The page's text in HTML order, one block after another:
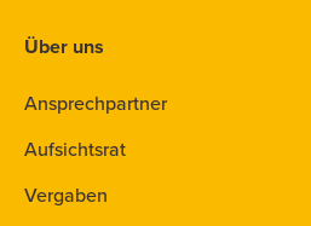
Über uns
Ansprechpartner
Aufsichtsrat
Vergaben